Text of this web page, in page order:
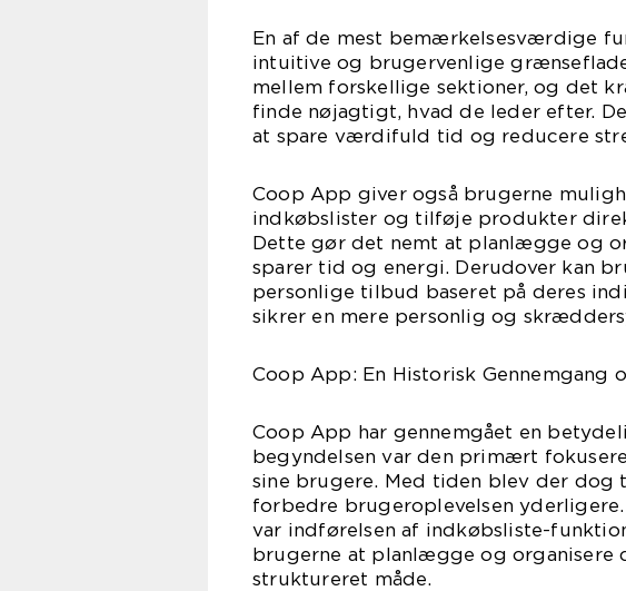
En af de mest bemærkelsesværdige
intuitive og brugervenlige
mellem forskellige sektioner, og det
finde nøjagtigt, hvad de leder efter.
at spare værdifuld tid og reducere
Coop App giver også brugerne
indkøbslister og tilføje produkter
Dette gør det nemt at planlægge og
sparer tid og energi. Derudover kan
personlige tilbud baseret på deres
sikrer en mere personlig og
Coop App: En Historisk Gennemgang
Coop App har gennemgået en
begyndelsen var den primært
sine brugere. Med tiden blev der
forbedre brugeroplevelsen
var indførelsen af indkøbsliste-
brugerne at planlægge og organisere
struktureret måde.